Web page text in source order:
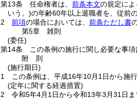
第13条
任命権者は、 前条本文の規定に
いう。)の年齢60年以上退職者を、従前
2
前項の場合においては、 前条ただし書
第5章
雑則
(委任)
第14条
この条例の施行に関し必要な事項
附 則
(施行期日)
1
この条例は、平成16年10月1日から施行
(定年に関する経過措置)
2
令和5年4月1日から令和13年3月31日